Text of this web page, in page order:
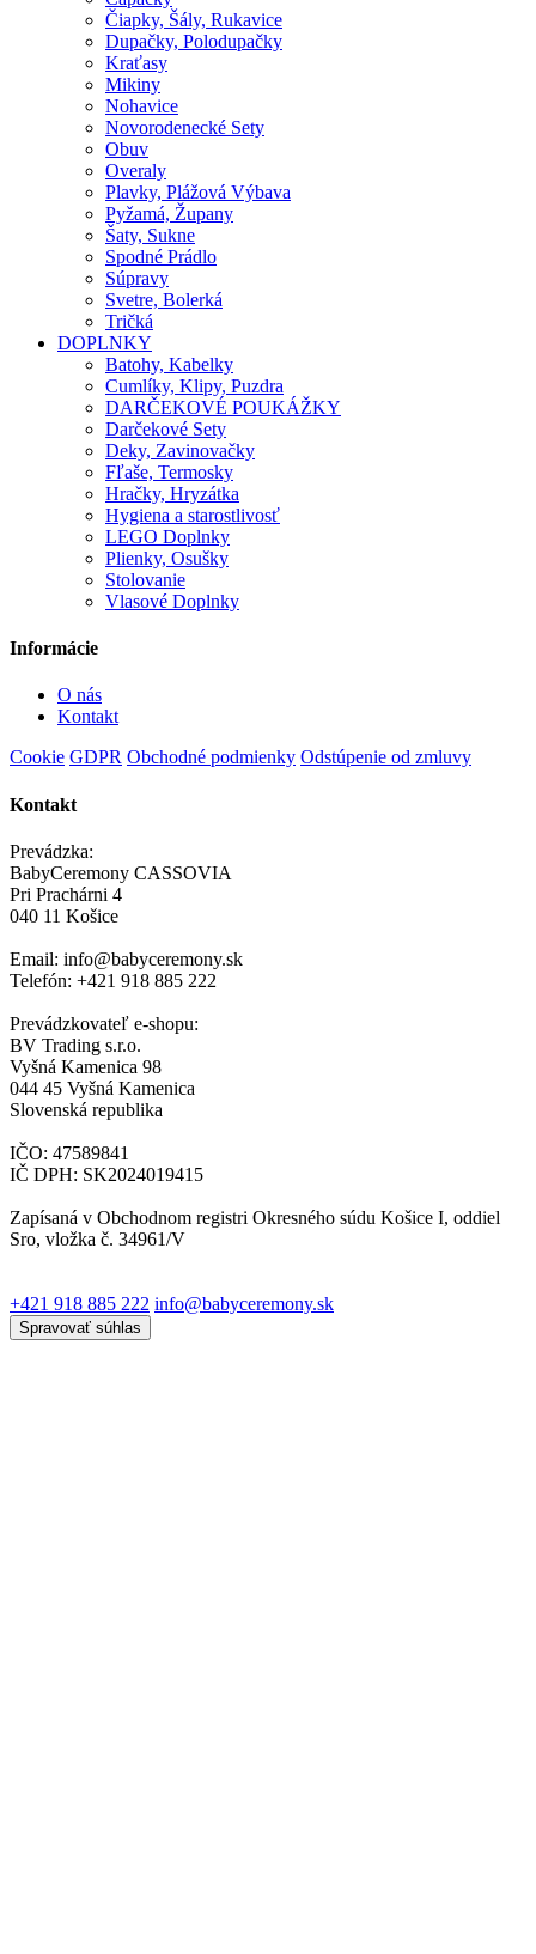
Čiapky, Šály, Rukavice
Dupačky, Polodupačky
Kraťasy
Mikiny
Nohavice
Novorodenecké Sety
Obuv
Overaly
Plavky, Plážová Výbava
Pyžamá, Župany
Šaty, Sukne
Spodné Prádlo
Súpravy
Svetre, Bolerká
Tričká
DOPLNKY
Batohy, Kabelky
Cumlíky, Klipy, Puzdra
DARČEKOVÉ POUKÁŽKY
Darčekové Sety
Deky, Zavinovačky
Fľaše, Termosky
Hračky, Hryzátka
Hygiena a starostlivosť
LEGO Doplnky
Plienky, Osušky
Stolovanie
Vlasové Doplnky
Informácie
O nás
Kontakt
Cookie GDPR Obchodné podmienky Odstúpenie od zmluvy
Kontakt
Prevádzka:
BabyCeremony CASSOVIA
Pri Prachárni 4
040 11 Košice
Email: info@babyceremony.sk
Telefón: +421 918 885 222
Prevádzkovateľ e-shopu:
BV Trading s.r.o.
Vyšná Kamenica 98
044 45 Vyšná Kamenica
Slovenská republika
IČO: 47589841
IČ DPH: SK2024019415
Zapísaná v Obchodnom registri Okresného súdu Košice I, oddiel
Sro, vložka č. 34961/V
+421 918 885 222 info@babyceremony.sk
Spravovať súhlas